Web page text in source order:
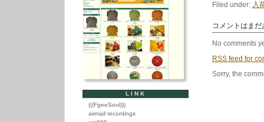
and
AUTOCRATICS
/Split
[NEW
7inch]
は
Filed under: 入
コメントはま
No comments
RSS feed for
Sorry, the
LINK
(((FgeeSoul)))
airmail recordings